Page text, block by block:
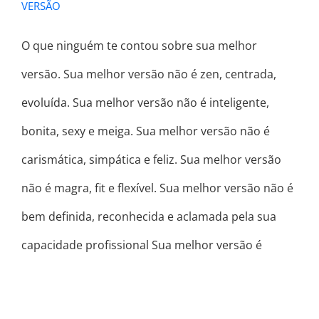
VERSÃO
O que ninguém te contou sobre sua melhor
versão. Sua melhor versão não é zen, centrada,
evoluída. Sua melhor versão não é inteligente,
bonita, sexy e meiga. Sua melhor versão não é
carismática, simpática e feliz. Sua melhor versão
não é magra, fit e flexível. Sua melhor versão não é
bem definida, reconhecida e aclamada pela sua
capacidade profissional Sua melhor versão é